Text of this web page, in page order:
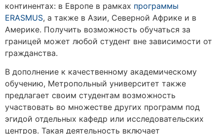
континентах: в Европе в рамках программы
ERASMUS, а также в Азии, Северной Африке и в
Америке. Получить возможность обучаться за
границей может любой студент вне зависимости от
гражданства.
В дополнение к качественному академическому
обучению, Метропольный университет также
предлагает своим студентам возможность
участвовать во множестве других программ под
эгидой отдельных кафедр или исследовательских
центров. Такая деятельность включает